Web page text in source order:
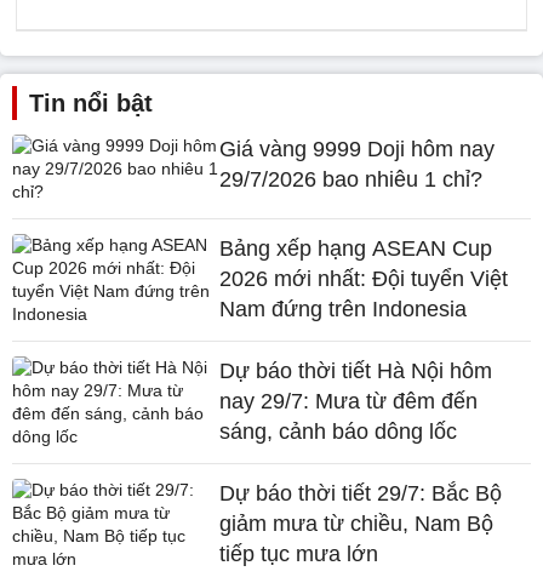
Tin nổi bật
Giá vàng 9999 Doji hôm nay
29/7/2026 bao nhiêu 1 chỉ?
Bảng xếp hạng ASEAN Cup
2026 mới nhất: Đội tuyển Việt
Nam đứng trên Indonesia
Dự báo thời tiết Hà Nội hôm
nay 29/7: Mưa từ đêm đến
sáng, cảnh báo dông lốc
Dự báo thời tiết 29/7: Bắc Bộ
giảm mưa từ chiều, Nam Bộ
tiếp tục mưa lớn